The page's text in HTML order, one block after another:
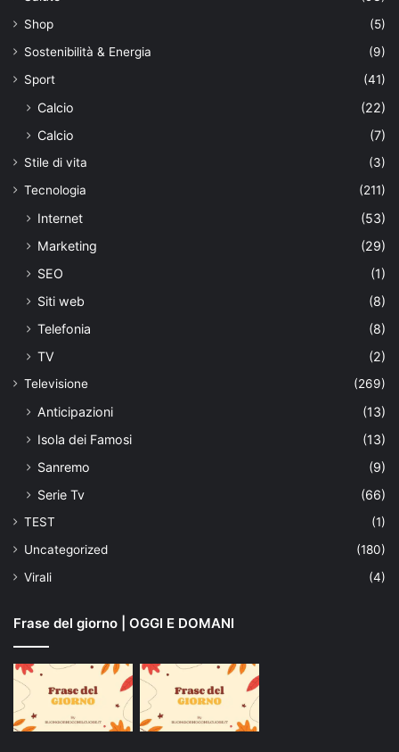
Shop
(5)
Sostenibilità & Energia
(9)
Sport
(41)
Calcio
(22)
Calcio
(7)
Stile di vita
(3)
Tecnologia
(211)
Internet
(53)
Marketing
(29)
SEO
(1)
Siti web
(8)
Telefonia
(8)
TV
(2)
Televisione (269)
Anticipazioni
(13)
Isola dei Famosi
(13)
Sanremo
(9)
Serie Tv
(66)
TEST
(1)
Uncategorized
(180)
Virali
(4)
Frase del giorno | OGGI E DOMANI